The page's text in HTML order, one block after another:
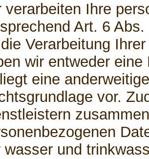
verarbeiten Ihre
Art. 6
Verarbeitung
wir entweder
eine
vor.
wasser und